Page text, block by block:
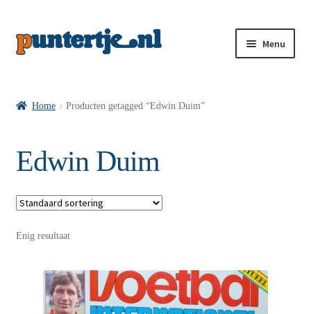
Menu
VI’s met Posters
Wie is puntertje
Home Producten getagged “Edwin Duim”
Edwin Duim
Enig resultaat